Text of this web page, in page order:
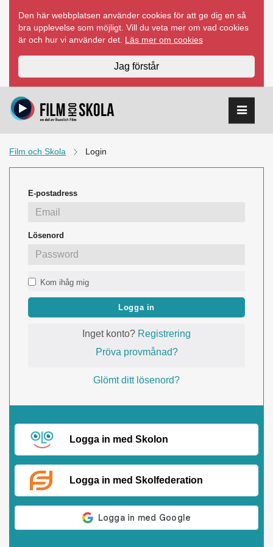
innehåll
Den här webbplatsen använder cookies för att ge dig en så
bra upplevelse som möjligt. Vill du veta mer om vad cookies
är och hur vi använder det. Läs mer om cookies
Jag förstår
Film och Skola Login
E-postadress
Lösenord
Kom ihåg mig
Logga in
Inget konto? Registrering
Pröva provmånad?
Glömt ditt lösenord?
Logga in med Skolon
Logga in med Skolfederation